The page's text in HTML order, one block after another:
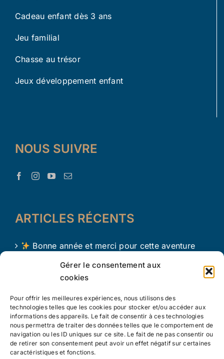
Gérer le consentement aux
cookies
Pour offrir les meilleures expériences, nous utilisons des
technologies telles que les cookies pour stocker et/ou accéder aux
informations des appareils. Le fait de consentir à ces technologies
nous permettra de traiter des données telles que le comportement de
navigation ou les ID uniques sur ce site. Le fait de ne pas consentir ou
de retirer son consentement peut avoir un effet négatif sur certaines
caractéristiques et fonctions.
Cadeau enfant dès 3 ans
Jeu familial
Chasse au trésor
Jeux développement enfant
NOUS SUIVRE
ARTICLES RÉCENTS
Bonne année et merci pour cette aventure
avec Le Trésor d’Aaron !
Le Trésor d Aaron en 2024 !
L’apprentissage par le jeu chez les tout petits